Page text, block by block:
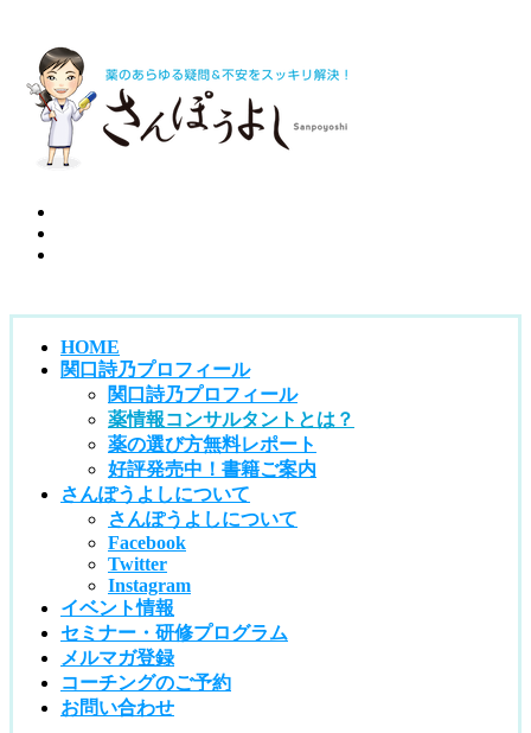
HOME
関口詩乃プロフィール
関口詩乃プロフィール
薬情報コンサルタントとは？
薬の選び方無料レポート
好評発売中！書籍ご案内
さんぽうよしについて
さんぽうよしについて
Facebook
Twitter
Instagram
イベント情報
セミナー・研修プログラム
メルマガ登録
コーチングのご予約
お問い合わせ